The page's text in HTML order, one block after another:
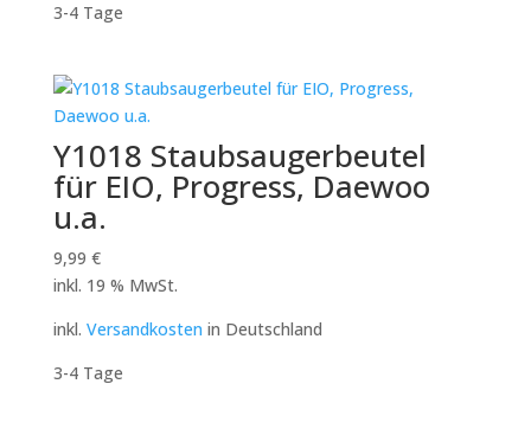
3-4 Tage
Y1018 Staubsaugerbeutel
für EIO, Progress, Daewoo
u.a.
9,99 €
inkl. 19 % MwSt.
inkl. Versandkosten in Deutschland
3-4 Tage